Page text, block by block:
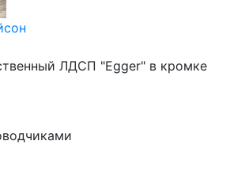
ЛДСП "Egger" в кромке